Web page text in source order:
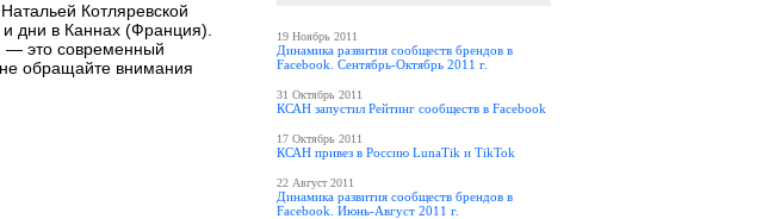
Котляревской
дни в Каннах (Франция).
— это современный
обращайте внимания
19 Ноябрь 2011
Динамика развития сообществ брендов в
Facebook. Сентябрь-Октябрь 2011 г.
31 Октябрь 2011
КСАН запустил Рейтинг сообществ в Facebook
17 Октябрь 2011
КСАН привез в Россию LunaTik и TikTok
22 Август 2011
Динамика развития сообществ брендов в
Facebook. Июнь-Август 2011 г.